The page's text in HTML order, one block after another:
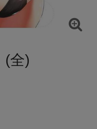
(全)